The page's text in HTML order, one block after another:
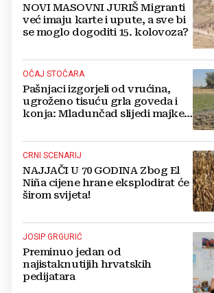
NOVI MASOVNI JURIŠ Migranti
već imaju karte i upute, a sve bi
se moglo dogoditi 15. kolovoza?
OČAJ STOČARA
Pašnjaci izgorjeli od vrućina,
ugroženo tisuću grla goveda i
konja: Mladunčad slijedi majke,
CRNI SCENARIJ
NAJJAČI U 70 GODINA Zbog El
Niña cijene hrane eksplodirat će
širom svijeta!
JOSIP GRGURIĆ
Preminuo jedan od
najistaknutijih hrvatskih
pedijatara